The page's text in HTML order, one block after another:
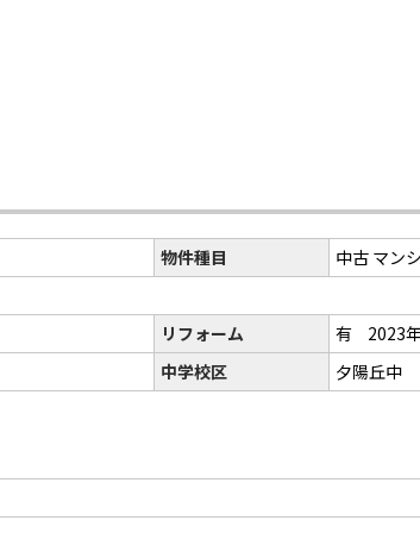
物件種目
中古 マン
リフォーム 有
2023
中学校区 夕陽丘中